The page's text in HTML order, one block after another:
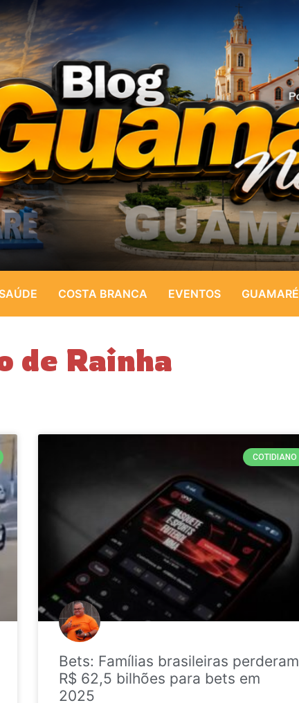
SAÚDE COSTA BRANCA EVENTOS GUAMARÉ
de Rainha
COTIDIANO
Bets: Famílias brasileiras perderam
R$ 62,5 bilhões para bets em
2025